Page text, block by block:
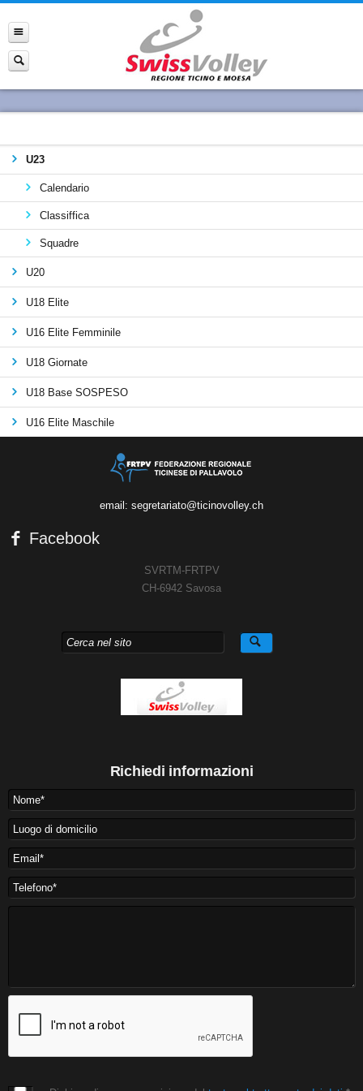
U23
Calendario
Classiffica
Squadre
U20
U18 Elite
U16 Elite Femminile
U18 Giornate
U18 Base SOSPESO
U16 Elite Maschile
email: segretariato@ticinovolley.ch
Facebook
SVRTM-FRTPV
CH-6942 Savosa
Richiedi informazioni